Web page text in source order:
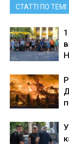
СТАТТІ ПО ТЕМІ